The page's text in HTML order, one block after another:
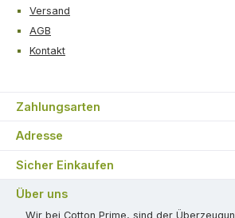
Versand
AGB
Kontakt
Zahlungsarten
Adresse
Sicher Einkaufen
Über uns
Wir bei Cotton Prime, sind der